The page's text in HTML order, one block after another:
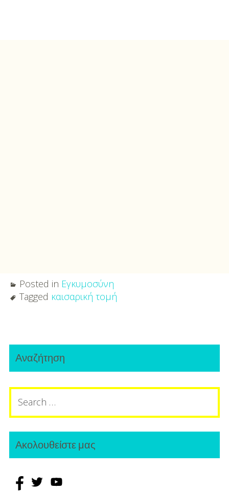
Posted in Εγκυμοσύνη
Tagged καισαρική τομή
navigation
Primary
Sidebar
Αναζήτηση
Search
for:
Ακολουθείστε μας